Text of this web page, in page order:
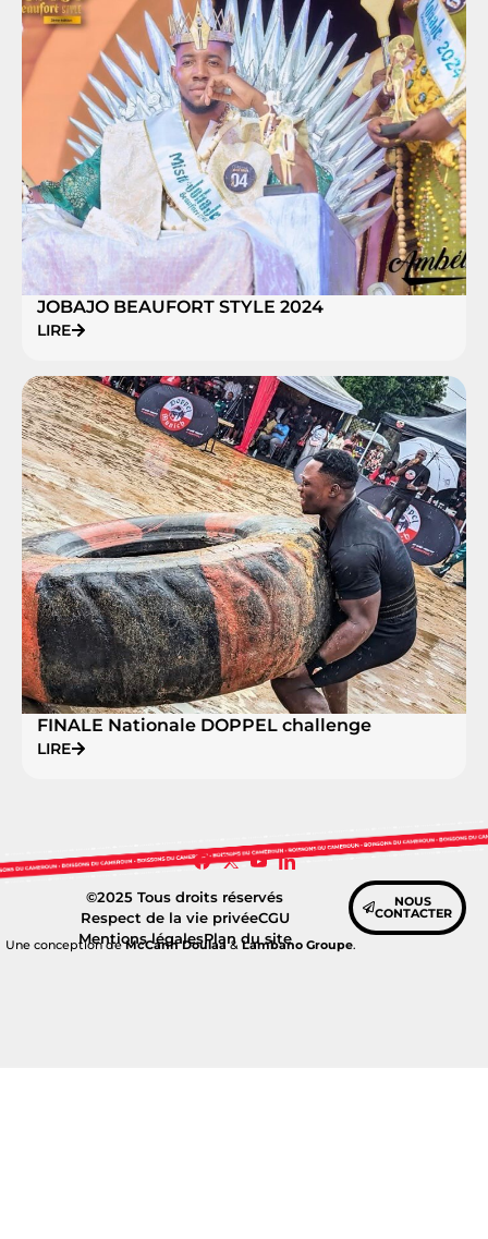
JOBAJO BEAUFORT STYLE 2024
LIRE
FINALE Nationale DOPPEL challenge
LIRE
©2025 Tous droits réservés
Respect de la vie privéeCGU
Mentions légalesPlan du site
NOUS
CONTACTER
Une conception deMcCann Doulaa&Lambano Groupe.